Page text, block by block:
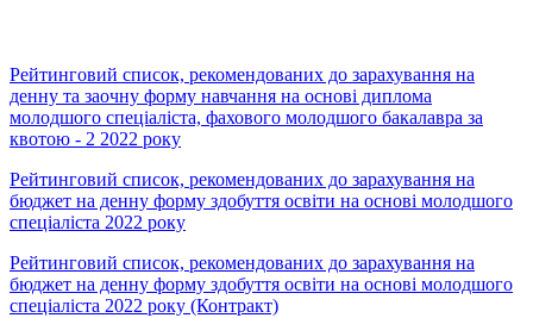
Рейтинговий список, рекомендованих до зарахування на
денну та заочну форму навчання на основі диплома
молодшого спеціаліста, фахового молодшого бакалавра за
квотою - 2 2022 року
Рейтинговий список, рекомендованих до зарахування на
бюджет на денну форму здобуття освіти на основі молодшого
спеціаліста 2022 року
Рейтинговий список, рекомендованих до зарахування на
бюджет на денну форму здобуття освіти на основі молодшого
спеціаліста 2022 року (Контракт)